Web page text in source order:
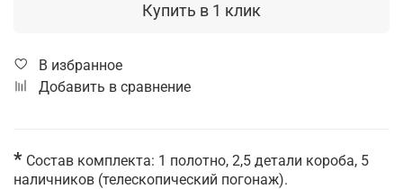
Купить в 1 клик
В избранное
Добавить в сравнение
* Состав комплекта: 1 полотно, 2,5 детали короба, 5
наличников (телескопический погонаж).